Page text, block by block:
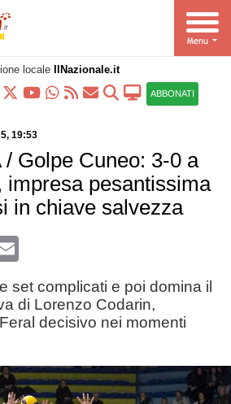
locale IlNazionale.it
ABBONATI
, 19:53
Golpe Cuneo: 3-0 a
impresa pesantissima
in chiave salvezza
Email
set complicati e poi domina il
di Lorenzo Codarin,
decisivo nei momenti